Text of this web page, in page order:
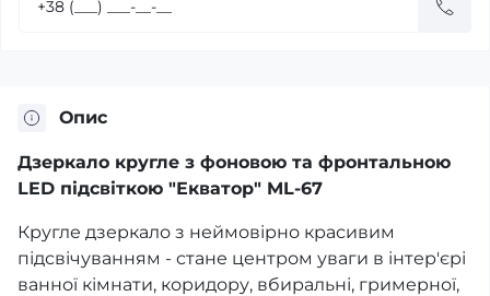
Опис
Дзеркало кругле з фоновою та фронтальною
LED підсвіткою "Екватор" ML-67
Кругле дзеркало з неймовірно красивим
підсвічуванням - стане центром уваги в інтер'єрі
ванної кімнати, коридору, вбиральні, гримерної,